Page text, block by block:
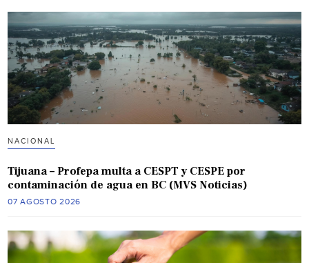
NACIONAL
Tijuana – Profepa multa a CESPT y CESPE por
contaminación de agua en BC (MVS Noticias)
07 AGOSTO 2026